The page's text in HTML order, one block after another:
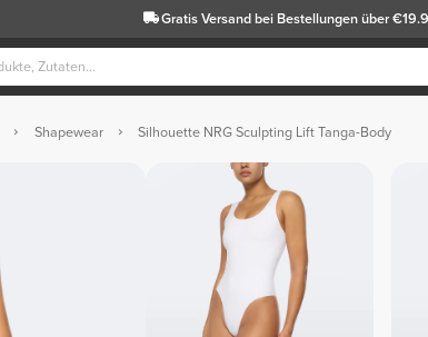
Gratis Versandbei Bestellungen über
Shapewear Silhouette NRG Sculpting Lift Tanga-Body